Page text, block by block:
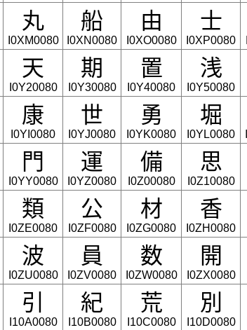
丸
I0XM0080
船
I0XN0080
由
I0XO0080
士
I0XP0080
天
I0Y20080
期
I0Y30080
置
I0Y40080
浅
I0Y50080
康
I0YI0080
世
I0YJ0080
勇
I0YK0080
堀
I0YL0080
門
I0YY0080
運
I0YZ0080
備
I0Z00080
思
I0Z10080
類
I0ZE0080
公
I0ZF0080
材
I0ZG0080
香
I0ZH0080
波
I0ZU0080
員
I0ZV0080
数
I0ZW0080
開
I0ZX0080
引
I10A0080
紀
I10B0080
荒
I10C0080
別
I10D0080